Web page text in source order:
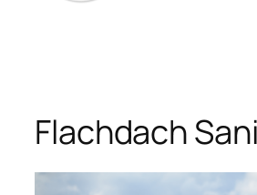
Flachdach